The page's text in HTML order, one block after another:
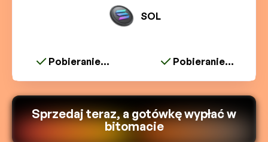
SOL
Pobieranie... Pobieranie...
Sprzedaj teraz, a gotówkę wypłać w
bitomacie